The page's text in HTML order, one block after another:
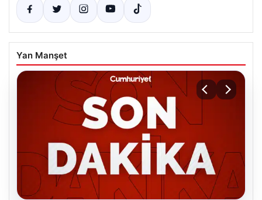
Yan Manşet